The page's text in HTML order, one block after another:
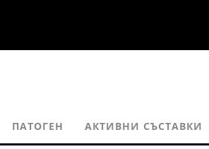
ПАТОГЕН АКТИВНИ СЪСТАВКИ